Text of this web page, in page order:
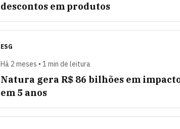
descontos em produtos
ESG
Há 2 meses • 1 min de leitura
Natura gera R$ 86 bilhões em
em 5 anos